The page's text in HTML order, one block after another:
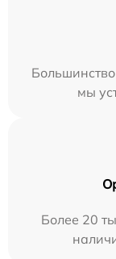
мы
Более 20